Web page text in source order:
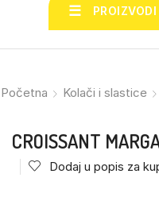
☰ PROIZVODI
Početna Kolači i slastice
CROISSANT
Dodaj u popis za